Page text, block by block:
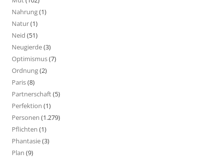
Nahrung(1)
Natur(1)
Neid (51)
Neugierde(3)
Optimismus(7)
Ordnung(2)
Paris(8)
Partnerschaft(5)
Perfektion (1)
Personen (1.279)
Pflichten (1)
Phantasie(3)
Plan (9)